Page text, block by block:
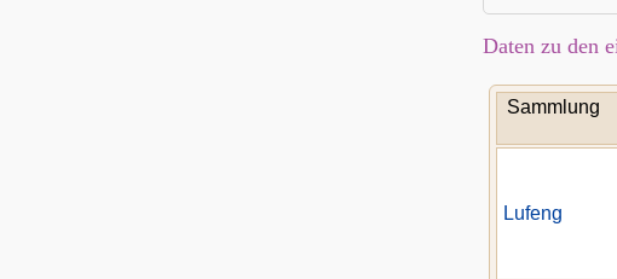
Daten zu den
Sammlung
Lufeng